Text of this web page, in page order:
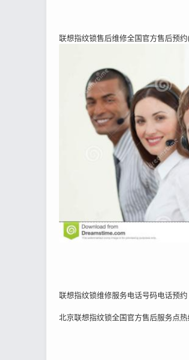
联想指纹锁售后维修全国官方售后预约
联想指纹锁维修服务电话号码电话预约
北京联想指纹锁全国官方售后服务点热